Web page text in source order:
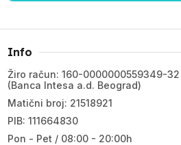
Info
Žiro račun: 160-0000000559349-32
(Banca Intesa a.d. Beograd)
Matični broj: 21518921
PIB: 111664830
Pon - Pet / 08:00 - 20:00h